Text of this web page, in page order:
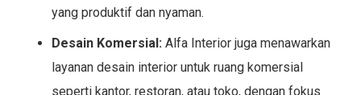
yang produktif dan nyaman.
Desain Komersial: Alfa Interior juga menawarkan
layanan desain interior untuk ruang komersial
seperti kantor, restoran, atau toko, dengan fokus